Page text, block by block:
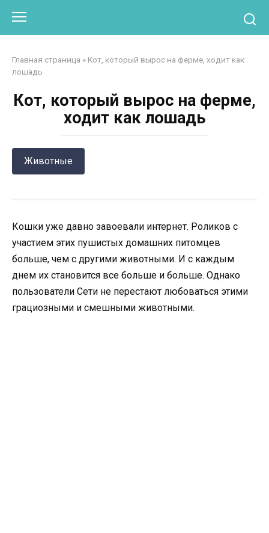
контенту
Главная страница » Кот, который вырос на ферме, ходит как
лошадь
Кот, который вырос на ферме,
ходит как лошадь
Животные
Кошки уже давно завоевали интернет. Роликов с
участием этих пушистых домашних питомцев
больше, чем с другими животными. И с каждым
днем их становится все больше и больше. Однако
пользователи Сети не перестают любоваться этими
грациозными и смешными животными.